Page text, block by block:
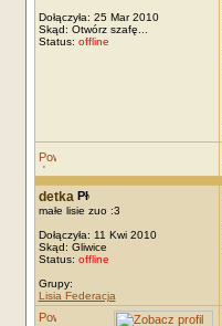
Dołączyła: 25 Mar 2010
Skąd: Otwórz szafę...
Status: offline
detka
małe lisie zuo :3
Dołączyła: 11 Kwi 2010
Skąd: Gliwice
Status: offline
Grupy:
Lisia Federacja